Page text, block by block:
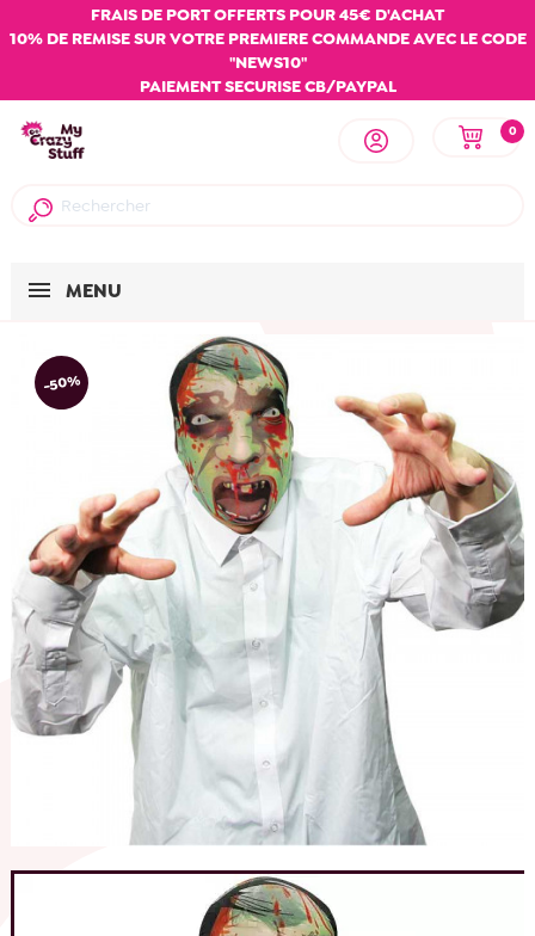
FRAIS DE PORT OFFERTS POUR 45€ D'ACHAT
10% DE REMISE SUR VOTRE PREMIERE COMMANDE AVEC LE CODE
"NEWS10"
PAIEMENT SECURISE CB/PAYPAL
0
MENU
-50%